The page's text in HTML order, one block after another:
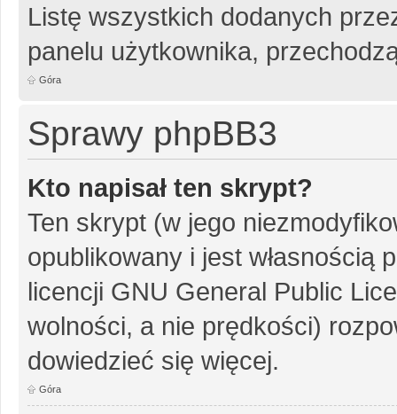
Listę wszystkich dodanych
panelu użytkownika,
Góra
Sprawy phpBB3
Kto napisał ten skrypt?
Ten skrypt (w jego
opublikowany i jest własnością
licencji GNU General Public
wolności, a nie prędkości)
dowiedzieć się więcej.
Góra